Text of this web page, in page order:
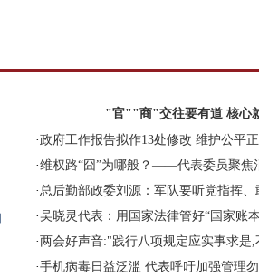
"官""商"交往要有道 核心
·政府工作报告拟作13处修改 维护公平
·维权路“囧”为哪般？——代表委员聚焦
·总后勤部政委刘源：军队要听党指挥、
·吴晓灵代表：用国家法律管好“国家账
· 两会好声音:"践行八项规定应实事求是
·手机病毒日益泛滥 代表呼吁加强管理